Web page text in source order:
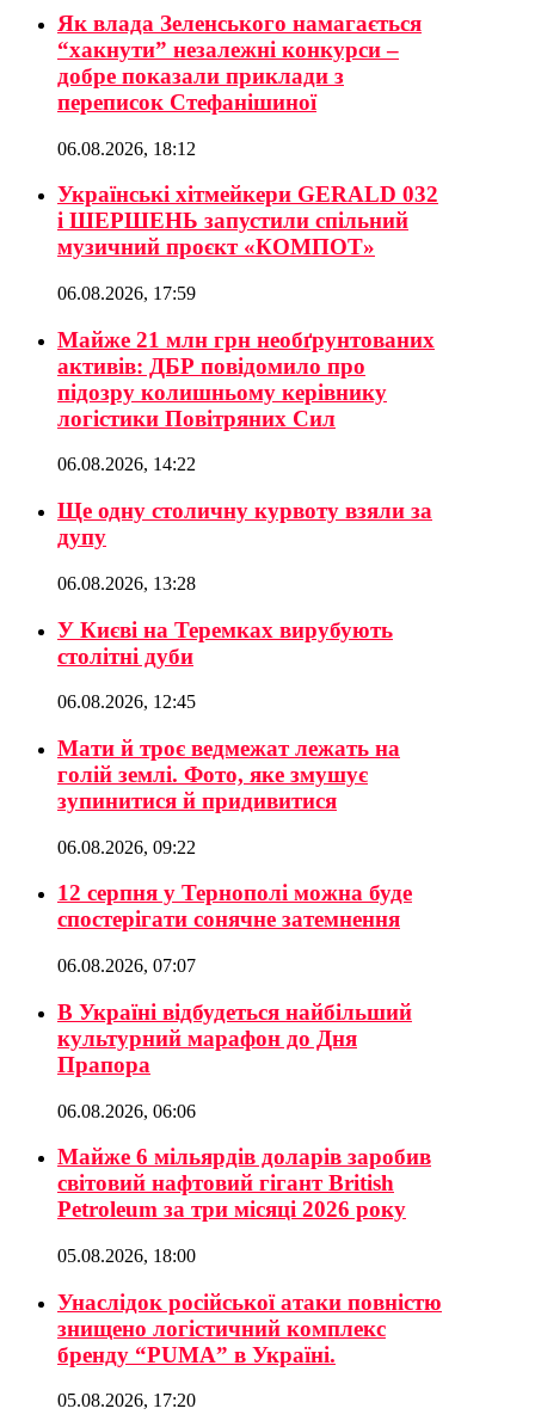
Як влада Зеленського намагається
“хакнути” незалежні конкурси –
добре показали приклади з
переписок Стефанішиної
06.08.2026, 18:12
Українські хітмейкери GERALD 032
і ШЕРШЕНЬ запустили спільний
музичний проєкт «КОМПОТ»
06.08.2026, 17:59
Майже 21 млн грн необґрунтованих
активів: ДБР повідомило про
підозру колишньому керівнику
логістики Повітряних Сил
06.08.2026, 14:22
Ще одну столичну курвоту взяли за
дупу
06.08.2026, 13:28
У Києві на Теремках вирубують
столітні дуби
06.08.2026, 12:45
Мати й троє ведмежат лежать на
голій землі. Фото, яке змушує
зупинитися й придивитися
06.08.2026, 09:22
12 серпня у Тернополі можна буде
спостерігати сонячне затемнення
06.08.2026, 07:07
В Україні відбудеться найбільший
культурний марафон до Дня
Прапора
06.08.2026, 06:06
Майже 6 мільярдів доларів заробив
світовий нафтовий гігант British
Petroleum за три місяці 2026 року
05.08.2026, 18:00
Унаслідок російської атаки повністю
знищено логістичний комплекс
бренду “PUMA” в Україні.
05.08.2026, 17:20